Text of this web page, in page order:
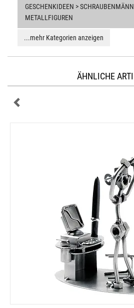
GESCHENKIDEEN >
METALLFIGUREN
...mehr Kategorien anzeigen
ÄHNLICHE